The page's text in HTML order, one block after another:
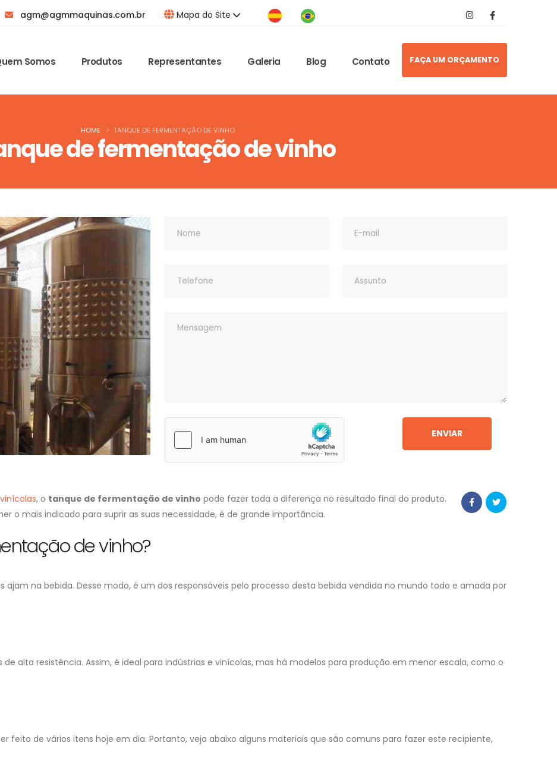
agm@agmmaquinas.com.br Mapa do Site
Somos Produtos Representantes Galeria Blog Contato FAÇA UM ORÇAMENTO
de fermentação de vinho
HOME TANQUE DE FERMENTAÇÃO DE VINHO
vinícolas, o tanque de fermentação de vinho pode fazer toda a diferença no resultado final do produto.
o mais indicado para suprir as suas necessidade, é de grande importância.
de vinho?
ajam na bebida. Desse modo, é um dos responsáveis pelo processo desta bebida vendida no mundo todo e amada por
alta resistência. Assim, é ideal para indústrias e vinícolas, mas há modelos para produção em menor escala, como o
feito de vários itens hoje em dia. Portanto, veja abaixo alguns materiais que são comuns para fazer este recipiente,